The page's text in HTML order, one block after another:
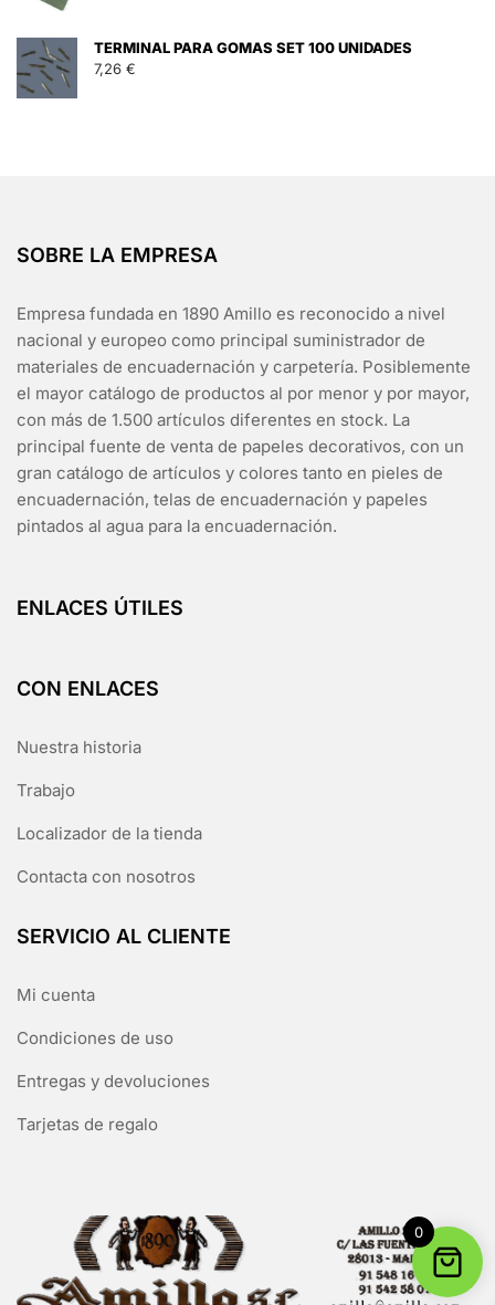
TERMINAL PARA GOMAS SET 100 UNIDADES
7,26 €
SOBRE LA EMPRESA
Empresa fundada en 1890 Amillo es reconocido a nivel
nacional y europeo como principal suministrador de
materiales de encuadernación y carpetería. Posiblemente
el mayor catálogo de productos al por menor y por mayor,
con más de 1.500 artículos diferentes en stock. La
principal fuente de venta de papeles decorativos, con un
gran catálogo de artículos y colores tanto en pieles de
encuadernación, telas de encuadernación y papeles
pintados al agua para la encuadernación.
ENLACES ÚTILES
CON ENLACES
Nuestra historia
Trabajo
Localizador de la tienda
Contacta con nosotros
SERVICIO AL CLIENTE
Mi cuenta
Condiciones de uso
Entregas y devoluciones
Tarjetas de regalo
0